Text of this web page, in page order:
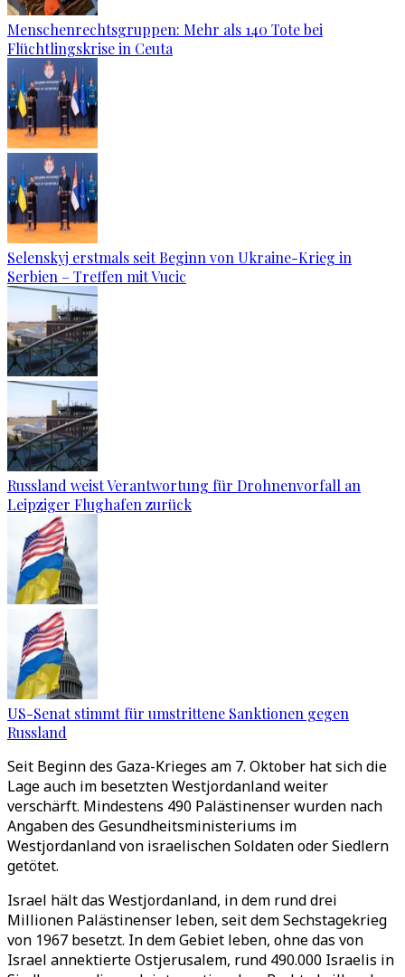
Menschenrechtsgruppen: Mehr als 140 Tote bei
Flüchtlingskrise in Ceuta
Selenskyj erstmals seit Beginn von Ukraine-Krieg in
Serbien – Treffen mit Vucic
Russland weist Verantwortung für Drohnenvorfall an
Leipziger Flughafen zurück
US-Senat stimmt für umstrittene Sanktionen gegen
Russland
Seit Beginn des Gaza-Krieges am 7. Oktober hat sich die
Lage auch im besetzten Westjordanland weiter
verschärft. Mindestens 490 Palästinenser wurden nach
Angaben des Gesundheitsministeriums im
Westjordanland von israelischen Soldaten oder Siedlern
getötet.
Israel hält das Westjordanland, in dem rund drei
Millionen Palästinenser leben, seit dem Sechstagekrieg
von 1967 besetzt. In dem Gebiet leben, ohne das von
Israel annektierte Ostjerusalem, rund 490.000 Israelis in